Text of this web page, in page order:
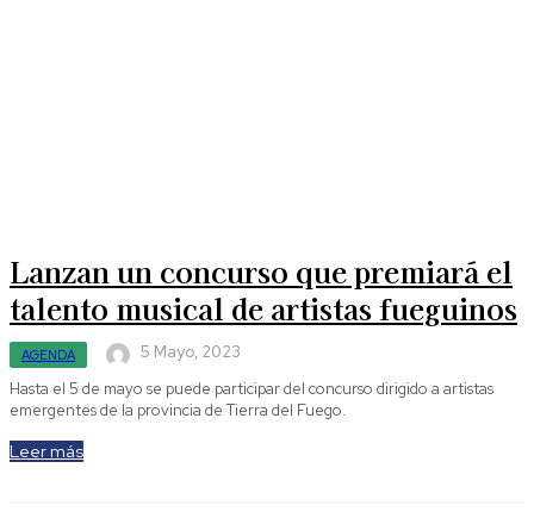
Lanzan un concurso que premiará el
talento musical de artistas fueguinos
AGENDA
5 Mayo, 2023
Hasta el 5 de mayo se puede participar del concurso dirigido a artistas
Leer más